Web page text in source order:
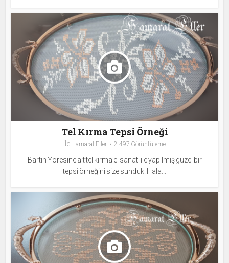
Tel Kırma Tepsi Örneği
ile Hamarat Eller 2.497 Görüntüleme
Bartın Yöresine ait tel kırma el sanatı ile yapılmış güzel bir
tepsi örneğini size sunduk. Hala...